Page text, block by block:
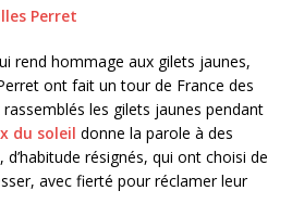
Perret
rend hommage aux gilets jaunes,
ont fait un tour de France des
les gilets jaunes pendant
du soleil donne la parole à des
résignés, qui ont choisi de
avec fierté pour réclamer leur